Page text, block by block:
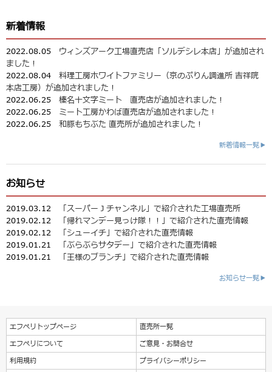
新着情報
2022.08.05 ウィンズアーク工場直売店「ソルデシレ本店」が追加され
ました！
2022.08.04 料理工房ホワイトファミリー（京のぷりん調進所 吉祥院
本店工房）が追加されました！
2022.06.25 榛名十文字ミート 直売店が追加されました！
2022.06.25 ミート工房かわば直売店が追加されました！
2022.06.25 和豚もちぶた 直売所が追加されました！
新着情報一覧▶
お知らせ
2019.03.12
「スーパーＪチャンネル」で紹介された工場直売所
2019.02.12
「帰れマンデー見っけ隊！！」で紹介された直売情報
2019.02.12
「シューイチ」で紹介された直売情報
2019.01.21
「ぶらぶらサタデー」で紹介された直売情報
2019.01.21
「王様のブランチ」で紹介された直売情報
お知らせ一覧▶
エフペリトップページ
直売所一覧
エフペリについて
ご意見・お問合せ
利用規約
プライバシーポリシー